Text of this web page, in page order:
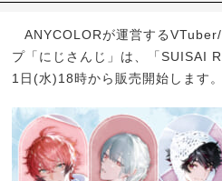
ANYCOLORが運営する
プ「にじさんじ」は、「SUISAI
1日(水)18時から販売開始します。